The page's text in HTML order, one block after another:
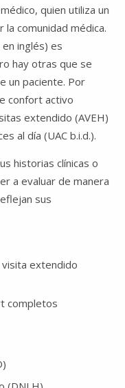
quien utiliza un
comunidad médica.
inglés) es
hay otras que se
un paciente. Por
confort activo
extendido (AVEH)
al día (UAC b.i.d.).
historias clínicas o
a evaluar de manera
sus
extendido
completos